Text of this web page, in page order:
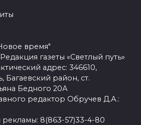
время"
газеты «Светлый путь»
адрес: 346610,
Багаевский район, ст.
Бедного 20А
редактор Обручев Д.А.:
рекламы: 8(863-57)33-4-80